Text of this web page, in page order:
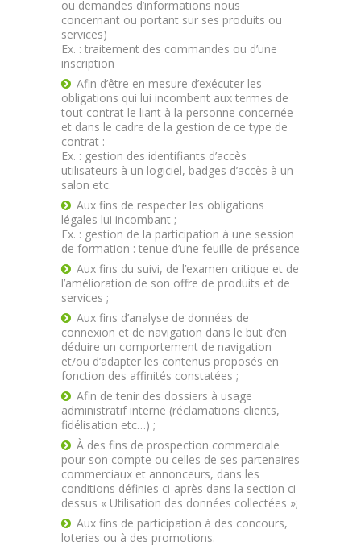
ou demandes d’informations nous
concernant ou portant sur ses produits ou
services)
Ex. : traitement des commandes ou d’une
inscription
Afin d’être en mesure d’exécuter les
obligations qui lui incombent aux termes de
tout contrat le liant à la personne concernée
et dans le cadre de la gestion de ce type de
contrat :
Ex. : gestion des identifiants d’accès
utilisateurs à un logiciel, badges d’accès à un
salon etc.
Aux fins de respecter les obligations
légales lui incombant ;
Ex. : gestion de la participation à une session
de formation : tenue d’une feuille de présence
Aux fins du suivi, de l’examen critique et de
l’amélioration de son offre de produits et de
services ;
Aux fins d’analyse de données de
connexion et de navigation dans le but d’en
déduire un comportement de navigation
et/ou d’adapter les contenus proposés en
fonction des affinités constatées ;
Afin de tenir des dossiers à usage
administratif interne (réclamations clients,
fidélisation etc…) ;
À des fins de prospection commerciale
pour son compte ou celles de ses partenaires
commerciaux et annonceurs, dans les
conditions définies ci-après dans la section ci-
dessus « Utilisation des données collectées »;
Aux fins de participation à des concours,
loteries ou à des promotions.